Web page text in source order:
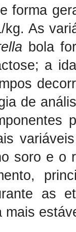
forma
As
bola
a
de
soro e o
as
mais